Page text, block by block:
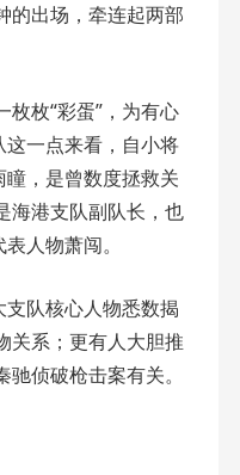
的出场，牵连起两部
枚“彩蛋”，为有心
这一点来看，自小将
，是曾数度拯救关
海港支队副队长，也
人物萧闯。
队核心人物悉数揭
关系；更有人大胆推
侦破枪击案有关。